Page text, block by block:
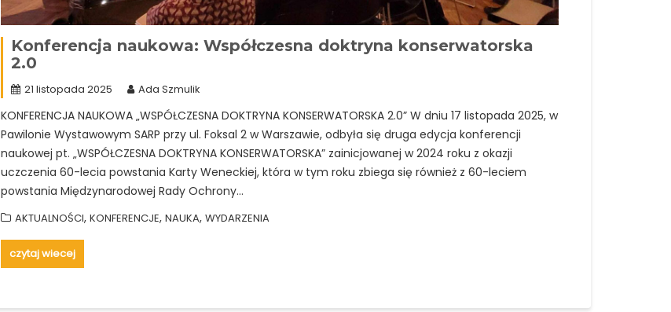
Konferencja naukowa: Współczesna doktryna konserwatorska
2.0
21 listopada 2025 Ada Szmulik
KONFERENCJA NAUKOWA „WSPÓŁCZESNA DOKTRYNA KONSERWATORSKA 2.0” W dniu 17 listopada 2025, w
Pawilonie Wystawowym SARP przy ul. Foksal 2 w Warszawie, odbyła się druga edycja konferencji
naukowej pt. „WSPÓŁCZESNA DOKTRYNA KONSERWATORSKA” zainicjowanej w 2024 roku z okazji
uczczenia 60-lecia powstania Karty Weneckiej, która w tym roku zbiega się również z 60-leciem
powstania Międzynarodowej Rady Ochrony…
AKTUALNOŚCI, KONFERENCJE, NAUKA, WYDARZENIA
czytaj wiecej